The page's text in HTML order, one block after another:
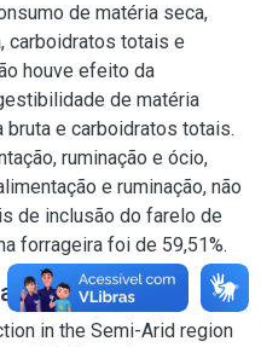
de matéria seca,
carboidratos totais e
houve efeito da
de matéria
bruta e carboidratos totais.
ruminação e ócio,
e ruminação, não
de inclusão do farelo de
forrageira foi de 59,51%.
in the Semi-Arid region